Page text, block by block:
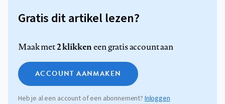
Gratis dit artikel lezen?
Maak met2 klikkeneen gratis account aan
ACCOUNT AANMAKEN
Heb je al een account of een abonnement? Inloggen